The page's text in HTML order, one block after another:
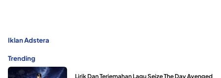
Iklan Adstera
Trending
Lirik Dan Terjemahan Lagu Seize The Day Avenged